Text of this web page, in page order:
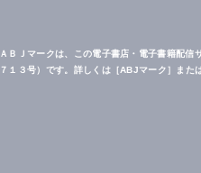
ＡＢＪマークは、この電子書店・電子書籍配信
７１３号）です。詳しくは［ABJマーク］また